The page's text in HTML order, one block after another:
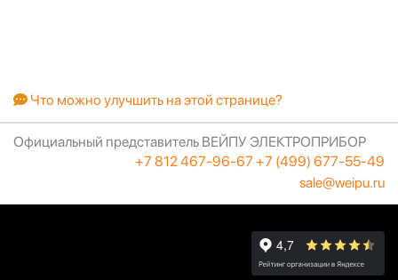
Что можно улучшить на этой странице?
Официальный представитель ВЕЙПУ ЭЛЕКТРОПРИБОР
+7 812 467-96-67 +7 (499) 677-55-49
sale@weipu.ru